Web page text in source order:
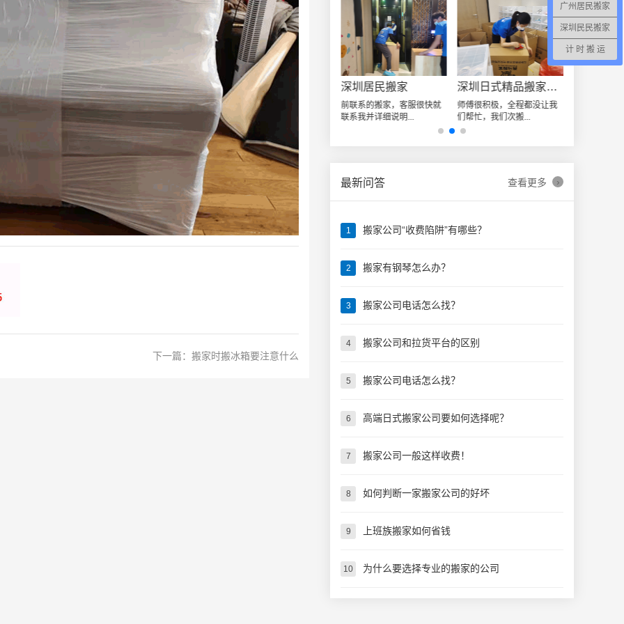
下一篇： 搬家时搬冰箱要注意什么
居民搬家
系的搬家，客服很快就
深圳日式精品搬家案例
师傅很积极，全程都没让我
们帮忙，我们次搬...
龙华某小学搬迁
位于深圳龙华的某小学由于
发展需要搬迁，经...
深圳居民搬家
前联系的搬家，客服很快就
联系我并详细说明...
深圳日式精品搬家案例
师傅很积极，全程都没让我
们帮忙，我们次搬...
最新问答 查看更多 ›
1 搬家公司“收费陷阱”有哪些？
2 搬家有钢琴怎么办？
3 搬家公司电话怎么找？
4 搬家公司和拉货平台的区别
5 搬家公司电话怎么找？
6 高端日式搬家公司要如何选择呢？
7 搬家公司一般这样收费！
8 如何判断一家搬家公司的好坏
9 上班族搬家如何省钱
10 为什么要选择专业的搬家的公司
广州居民搬家
深圳民民搬家
计 时 搬 运